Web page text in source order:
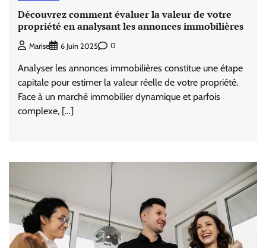
Découvrez comment évaluer la valeur de votre
propriété en analysant les annonces immobilières
Marise 6 Juin 2025 0
Analyser les annonces immobilières constitue une étape
capitale pour estimer la valeur réelle de votre propriété.
Face à un marché immobilier dynamique et parfois
complexe, […]